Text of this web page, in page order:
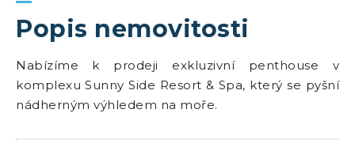
Popis nemovitosti
Nabízíme k prodeji exkluzivní penthouse v
komplexu Sunny Side Resort & Spa, který se pyšní
nádherným výhledem na moře.